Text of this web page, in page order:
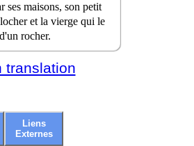
ses maisons, son petit
et la vierge qui le
rocher.
Liens
Externes